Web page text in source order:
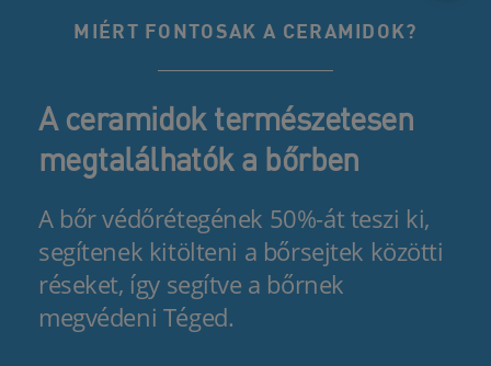
MIÉRT FONTOSAK A CERAMIDOK?
A ceramidok természetesen
megtalálhatók a bőrben
A bőr védőrétegének 50%-át teszi ki,
segítenek kitölteni a bőrsejtek közötti
réseket, így segítve a bőrnek
megvédeni Téged.​